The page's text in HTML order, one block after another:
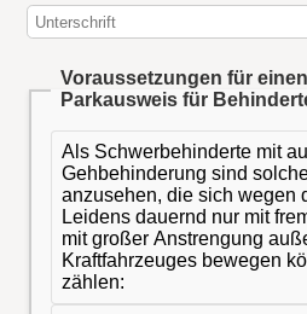
Voraussetzungen für
Parkausweis für
Als Schwerbehinderte mit
Gehbehinderung sind
anzusehen, die sich wegen
Leidens dauernd nur mit
mit großer Anstrengung
Kraftfahrzeuges bewegen
zählen: